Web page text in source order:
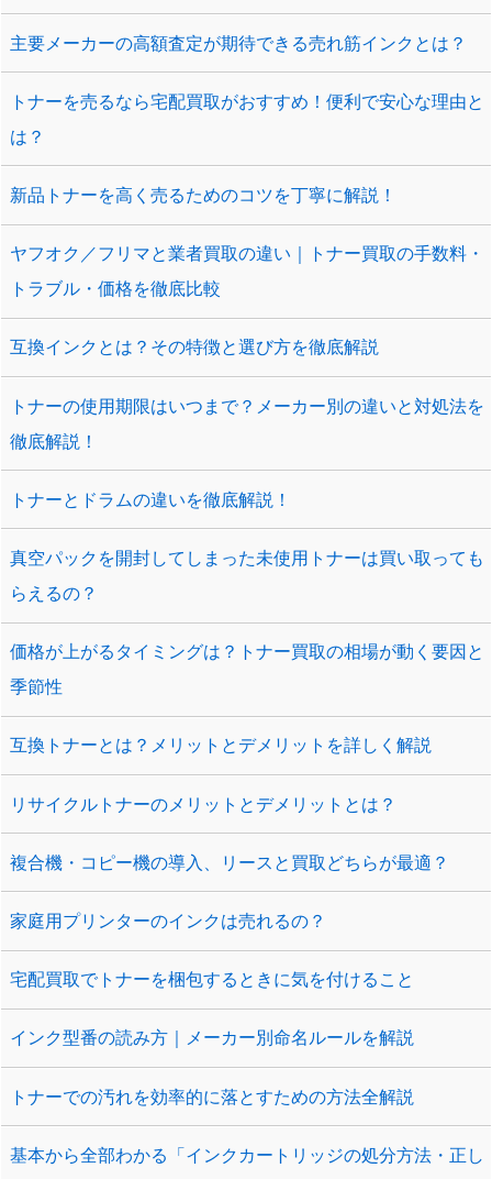
主要メーカーの高額査定が期待できる売れ筋インクとは？
トナーを売るなら宅配買取がおすすめ！便利で安心な理由と
は？
新品トナーを高く売るためのコツを丁寧に解説！
ヤフオク／フリマと業者買取の違い｜トナー買取の手数料・
トラブル・価格を徹底比較
互換インクとは？その特徴と選び方を徹底解説
トナーの使用期限はいつまで？メーカー別の違いと対処法を
徹底解説！
トナーとドラムの違いを徹底解説！
真空パックを開封してしまった未使用トナーは買い取っても
らえるの？
価格が上がるタイミングは？トナー買取の相場が動く要因と
季節性
互換トナーとは？メリットとデメリットを詳しく解説
リサイクルトナーのメリットとデメリットとは？
複合機・コピー機の導入、リースと買取どちらが最適？
家庭用プリンターのインクは売れるの？
宅配買取でトナーを梱包するときに気を付けること
インク型番の読み方｜メーカー別命名ルールを解説
トナーでの汚れを効率的に落とすための方法全解説
基本から全部わかる「インクカートリッジの処分方法・正し